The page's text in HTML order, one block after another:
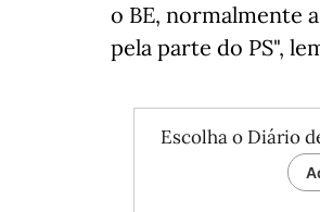
o BE, normalmente
pela parte do PS",
Escolha o Diário